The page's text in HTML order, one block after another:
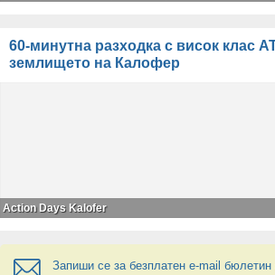
60-минутна разходка с висок клас
землището на Калофер
Action Days Kalofer
Запиши се за безплатен e-mail бюлетин